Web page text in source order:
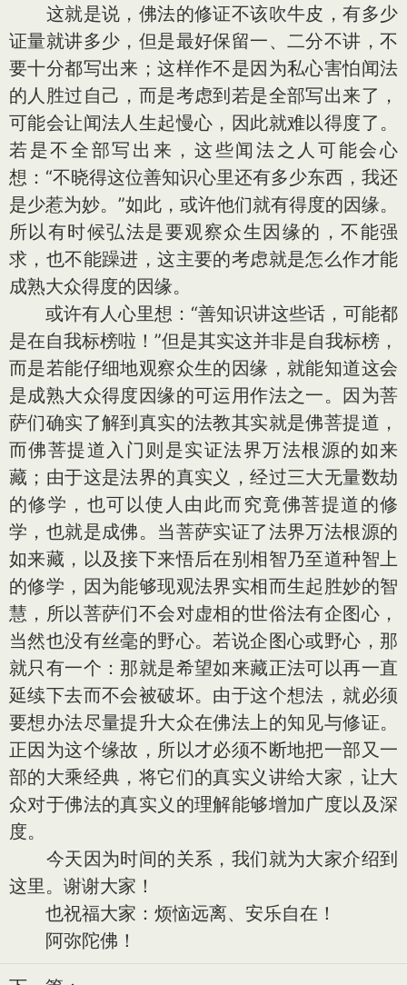
这就是说，佛法的修证不该吹牛皮，有多少
证量就讲多少，但是最好保留一、二分不讲，不
要十分都写出来；这样作不是因为私心害怕闻法
的人胜过自己，而是考虑到若是全部写出来了，
可能会让闻法人生起慢心，因此就难以得度了。
若是不全部写出来，这些闻法之人可能会心
想：“不晓得这位善知识心里还有多少东西，我还
是少惹为妙。”如此，或许他们就有得度的因缘。
所以有时候弘法是要观察众生因缘的，不能强
求，也不能躁进，这主要的考虑就是怎么作才能
成熟大众得度的因缘。
或许有人心里想：“善知识讲这些话，可能都
是在自我标榜啦！”但是其实这并非是自我标榜，
而是若能仔细地观察众生的因缘，就能知道这会
是成熟大众得度因缘的可运用作法之一。因为菩
萨们确实了解到真实的法教其实就是佛菩提道，
而佛菩提道入门则是实证法界万法根源的如来
藏；由于这是法界的真实义，经过三大无量数劫
的修学，也可以使人由此而究竟佛菩提道的修
学，也就是成佛。当菩萨实证了法界万法根源的
如来藏，以及接下来悟后在别相智乃至道种智上
的修学，因为能够现观法界实相而生起胜妙的智
慧，所以菩萨们不会对虚相的世俗法有企图心，
当然也没有丝毫的野心。若说企图心或野心，那
就只有一个：那就是希望如来藏正法可以再一直
延续下去而不会被破坏。由于这个想法，就必须
要想办法尽量提升大众在佛法上的知见与修证。
正因为这个缘故，所以才必须不断地把一部又一
部的大乘经典，将它们的真实义讲给大家，让大
众对于佛法的真实义的理解能够增加广度以及深
度。
今天因为时间的关系，我们就为大家介绍到
这里。谢谢大家！
也祝福大家：烦恼远离、安乐自在！
阿弥陀佛！